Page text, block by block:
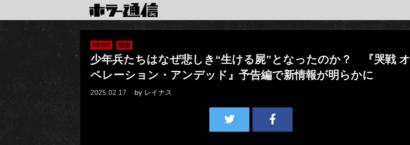
NEWS 映画
少年兵たちはなぜ悲しき“生ける屍”となったのか？ 『哭戦 オ
ペレーション・アンデッド』予告編で新情報が明らかに
2025.02.17 by レイナス